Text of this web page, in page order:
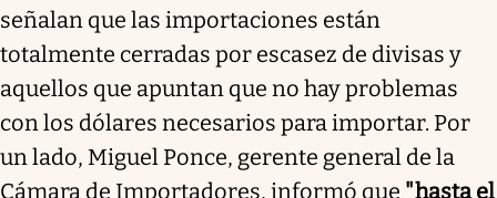
señalan que las importaciones están
totalmente cerradas por escasez de divisas y
aquellos que apuntan que no hay problemas
con los dólares necesarios para importar. Por
un lado, Miguel Ponce, gerente general de la
Cámara de Importadores, informó que "hasta el